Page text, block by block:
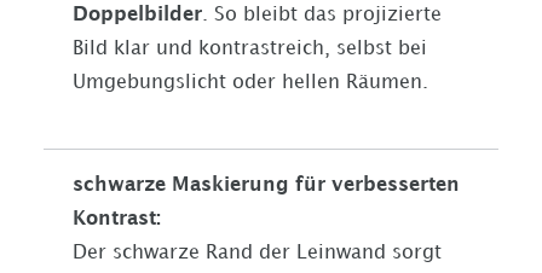
Doppelbilder. So bleibt das projizierte
Bild klar und kontrastreich, selbst bei
Umgebungslicht oder hellen Räumen.
schwarze Maskierung für verbesserten
Kontrast:
Der schwarze Rand der Leinwand sorgt